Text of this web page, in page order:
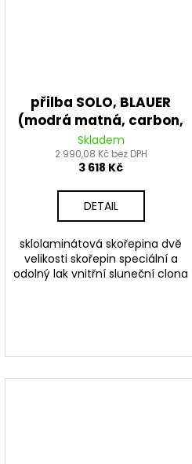
přilba SOLO, BLAUER
(modrá matná, carbon,
stříbrná)
Skladem
2 990,08 Kč bez DPH
3 618 Kč
DETAIL
sklolaminátová skořepina dvě
velikosti skořepin speciální a
odolný lak vnitřní sluneční clona